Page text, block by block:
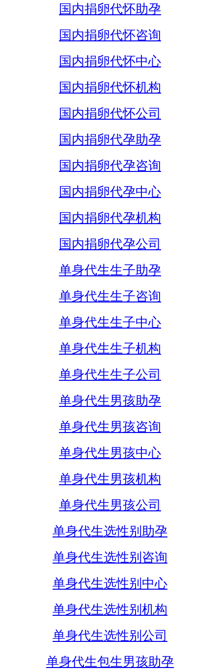
国内捐卵代怀助孕
国内捐卵代怀咨询
国内捐卵代怀中心
国内捐卵代怀机构
国内捐卵代怀公司
国内捐卵代孕助孕
国内捐卵代孕咨询
国内捐卵代孕中心
国内捐卵代孕机构
国内捐卵代孕公司
单身代生生子助孕
单身代生生子咨询
单身代生生子中心
单身代生生子机构
单身代生生子公司
单身代生男孩助孕
单身代生男孩咨询
单身代生男孩中心
单身代生男孩机构
单身代生男孩公司
单身代生选性别助孕
单身代生选性别咨询
单身代生选性别中心
单身代生选性别机构
单身代生选性别公司
单身代生包生男孩助孕